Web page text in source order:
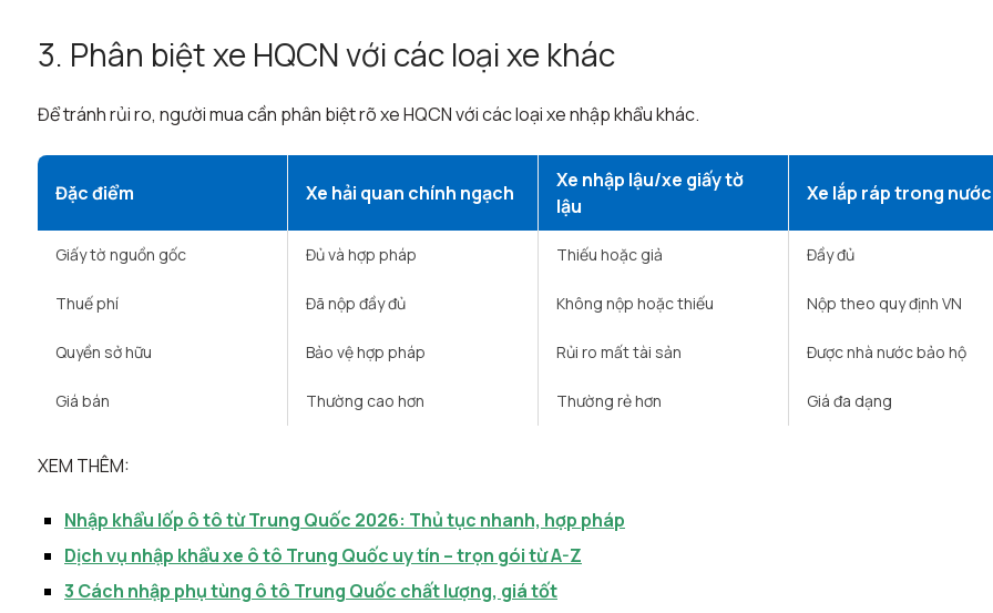
3. Phân biệt xe HQCN với các loại xe khác
Để tránh rủi ro, người mua cần phân biệt rõ xe HQCN với các loại xe nhập khẩu khác.
Đặc điểm Xe hải quan chính ngạch
Xe nhập lậu/xe giấy tờ
lậu
Xe lắp ráp trong nước
Giấy tờ nguồn gốc Đủ và hợp pháp ​ Thiếu hoặc giả ​ Đầy đủ ​
Thuế phí Đã nộp đầy đủ ​ Không nộp hoặc thiếu ​ Nộp theo quy định VN ​
Quyền sở hữu Bảo vệ hợp pháp ​ Rủi ro mất tài sản ​ Được nhà nước bảo hộ ​
Giá bán Thường cao hơn ​ Thường rẻ hơn ​ Giá đa dạng
XEM THÊM:
Nhập khẩu lốp ô tô từ Trung Quốc 2026: Thủ tục nhanh, hợp pháp
Dịch vụ nhập khẩu xe ô tô Trung Quốc uy tín – trọn gói từ A-Z
3 Cách nhập phụ tùng ô tô Trung Quốc chất lượng, giá tốt